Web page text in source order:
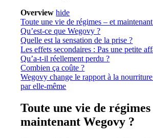
Overview hide
Toute une vie de régimes – et
Qu’est-ce que Wegovy ?
Quelle est la sensation de la prise ?
Les effets secondaires : Pas une petite
Qu’a-t-il réellement perdu ?
Combien ça coûte ?
Wegovy change le rapport à la
par elle-même
Toute une vie de régimes
maintenant Wegovy ?